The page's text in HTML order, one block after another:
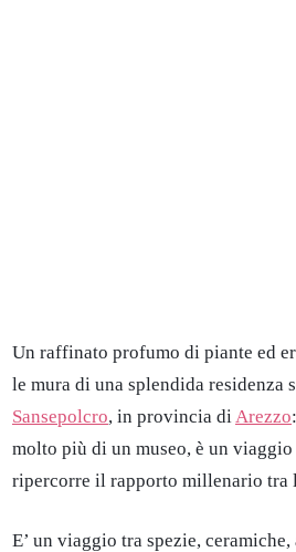
Un raffinato profumo di piante ed
le mura di una splendida residenza
Sansepolcro, in provincia diArezzo
molto più di un museo, è un viaggio
ripercorre il rapporto millenario tra
E’ un viaggio tra spezie,